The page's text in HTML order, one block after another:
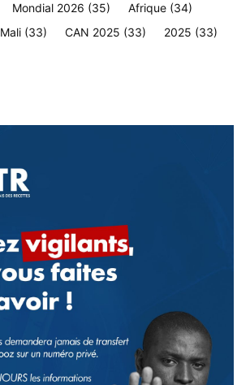
Mondial 2026 (35) Afrique (34)
Mali (33) CAN 2025 (33) 2025 (33)